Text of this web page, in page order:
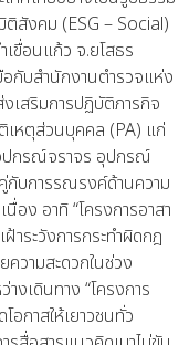
สังคม (ESG – Social)
ขื่อนแก้ว จ.ยโสธร
บสำนักงานตำรวจแห่ง
เสริมการปฏิบัติภารกิจ
เหตุส่วนบุคคล (PA) แก่
ปกรณ์จราจร อุปกรณ์
บการรณรงค์ด้านความ
ง อาทิ “โครงการอาสา
าระวังการกระทำผิดกฎ
วามสะดวกในช่วง
งเดินทาง “โครงการ
กาสให้เยาวชนทั่ว